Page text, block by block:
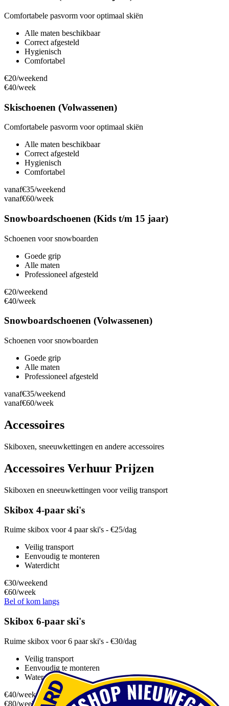
Comfortabele pasvorm voor optimaal skiën
Alle maten beschikbaar
Correct afgesteld
Hygienisch
Comfortabel
€20/weekend
€40/week
Skischoenen (Volwassenen)
Comfortabele pasvorm voor optimaal skiën
Alle maten beschikbaar
Correct afgesteld
Hygienisch
Comfortabel
vanaf€35/weekend
vanaf€60/week
Snowboardschoenen (Kids t/m 15 jaar)
Schoenen voor snowboarden
Goede grip
Alle maten
Professioneel afgesteld
€20/weekend
€40/week
Snowboardschoenen (Volwassenen)
Schoenen voor snowboarden
Goede grip
Alle maten
Professioneel afgesteld
vanaf€35/weekend
vanaf€60/week
Accessoires
Skiboxen, sneeuwkettingen en andere accessoires
Accessoires Verhuur Prijzen
Skiboxen en sneeuwkettingen voor veilig transport
Skibox 4-paar ski's
Ruime skibox voor 4 paar ski's - €25/dag
Veilig transport
Eenvoudig te monteren
Waterdicht
€30/weekend
€60/week
Bel of kom langs
Skibox 6-paar ski's
Ruime skibox voor 6 paar ski's - €30/dag
Veilig transport
Eenvoudig te monteren
Waterdicht
€40/weekend
€80/week